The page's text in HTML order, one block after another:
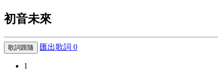
初音未來
歌詞跟隨 匯出歌詞 0
1